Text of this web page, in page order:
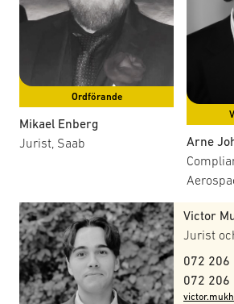
mötesagendor och protokoll. Möten
Legala gruppens möten.
Här finner du en sammanfattning av
handlingsplan för 2026.
Ordförande
Mikael Enberg
Jurist, Saab
Arne
Victor
Jurist
072 206
072 206